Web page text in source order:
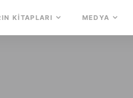
KITAPLARI MEDYA